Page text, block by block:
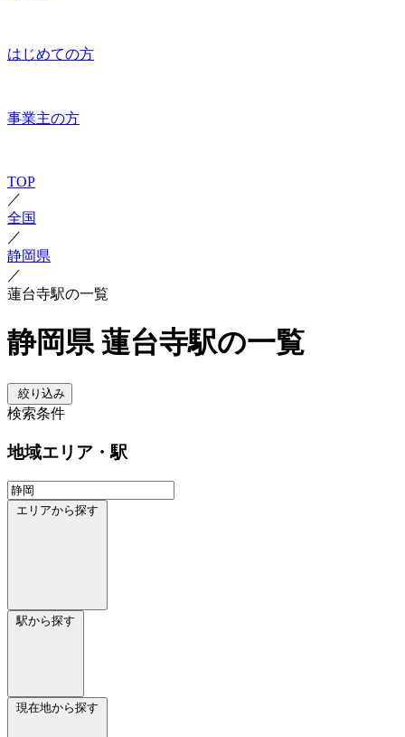
はじめての方
事業主の方
TOP
／
全国
／
静岡県
／
蓮台寺駅の一覧
静岡県 蓮台寺駅の一覧
絞り込み
検索条件
地域エリア・駅
エリアから探す
駅から探す
現在地から探す